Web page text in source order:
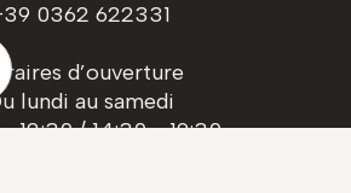
0362 622331
d’ouverture
lundi au samedi
12:30 / 14:30 - 19:30